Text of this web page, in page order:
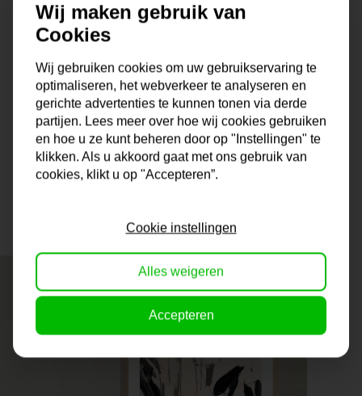
Lijst Berlin | Wit &
Modern
Op voorraad
28,-
Uitverkocht
51,-
Wij maken gebruik van
Cookies
Wij gebruiken cookies om uw gebruikservaring te
optimaliseren, het webverkeer te analyseren en
gerichte advertenties te kunnen tonen via derde
partijen. Lees meer over hoe wij cookies gebruiken
en hoe u ze kunt beheren door op "Instellingen" te
klikken. Als u akkoord gaat met ons gebruik van
cookies, klikt u op "Accepteren”.
Cookie instellingen
Alles weigeren
Accepteren